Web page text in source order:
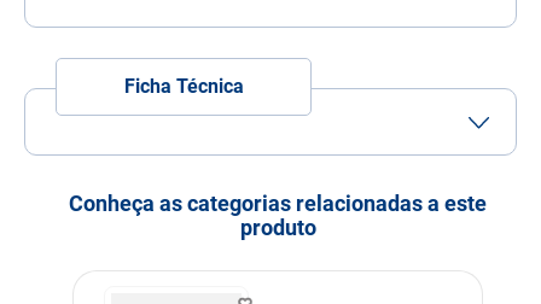
Ficha Técnica
Pequeno Médio
Grande
Idade AdultoFilhoteIdoso
Nível de garantia
Conheça as categorias relacionadas a este
produto
8º
sachê gato
10º ração premier